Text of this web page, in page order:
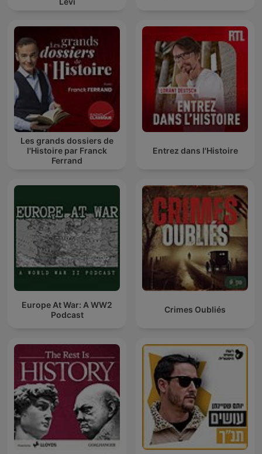
Entrez dans l'Histoire
Les grands dossiers de
l'Histoire par Franck
Ferrand
Crimes Oubliés
Europe At War: A WW2
Podcast